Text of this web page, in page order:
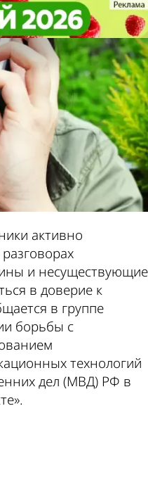
выдающие
и слова
активно
и несуществующие
в доверие к
в группе
борьбы с
технологий
дел (МВД) РФ в
выдающие
и слова
курсы